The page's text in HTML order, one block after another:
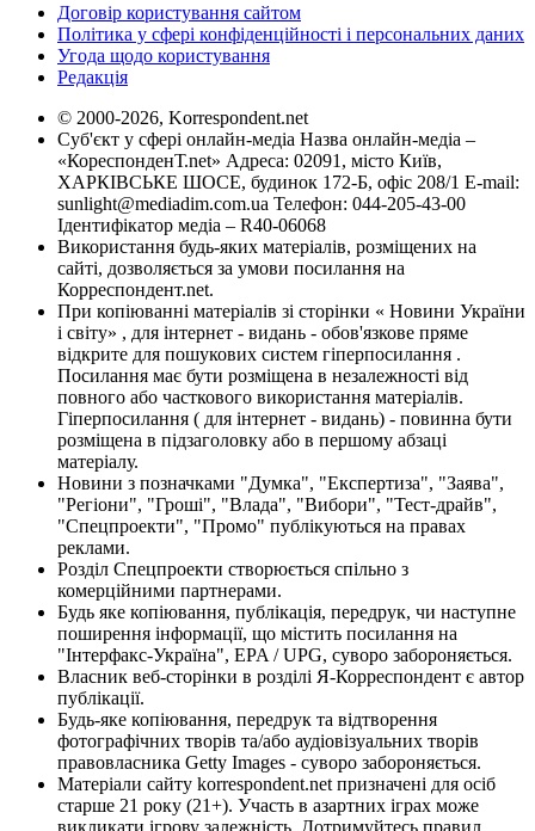
Договір користування сайтом
Політика у сфері конфіденційності і персональних даних
Угода щодо користування
Редакція
© 2000-2026, Korrespondent.net
Суб'єкт у сфері онлайн-медіа Назва онлайн-медіа –
«КореспонденТ.net» Адреса: 02091, місто Київ,
ХАРКІВСЬКЕ ШОСЕ, будинок 172-Б, офіс 208/1 E-mail:
sunlight@mediadim.com.ua Телефон: 044-205-43-00
Ідентифікатор медіа – R40-06068
Використання будь-яких матеріалів, розміщених на
сайті, дозволяється за умови посилання на
Корреспондент.net.
При копіюванні матеріалів зі сторінки « Новини України
і світу» , для інтернет - видань - обов'язкове пряме
відкрите для пошукових систем гіперпосилання .
Посилання має бути розміщена в незалежності від
повного або часткового використання матеріалів.
Гіперпосилання ( для інтернет - видань) - повинна бути
розміщена в підзаголовку або в першому абзаці
матеріалу.
Новини з позначками "Думка", "Експертиза", "Заява",
"Регіони", "Гроші", "Влада", "Вибори", "Тест-драйв",
"Спецпроекти", "Промо" публікуються на правах
реклами.
Розділ Спецпроекти створюється спільно з
комерційними партнерами.
Будь яке копіювання, публікація, передрук, чи наступне
поширення інформації, що містить посилання на
"Інтерфакс-Україна", EPA / UPG, суворо забороняється.
Власник веб-сторінки в розділі Я-Корреспондент є автор
публікації.
Будь-яке копіювання, передрук та відтворення
фотографічних творів та/або аудіовізуальних творів
правовласника Getty Images - суворо забороняється.
Матеріали сайту korrespondent.net призначені для осіб
старше 21 року (21+). Участь в азартних іграх може
викликати ігрову залежність. Дотримуйтесь правил